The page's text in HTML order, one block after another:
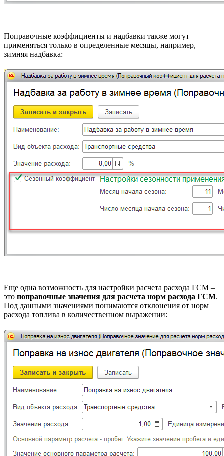
Поправочные коэффициенты и надбавки также могут
применяться только в определенные месяцы, например,
зимняя надбавка:
Еще одна возможность для настройки расчета расхода ГСМ –
это поправочные значения для расчета норм расхода ГСМ.
Под данными значениями понимаются отклонения от норм
расхода топлива в количественном выражении: